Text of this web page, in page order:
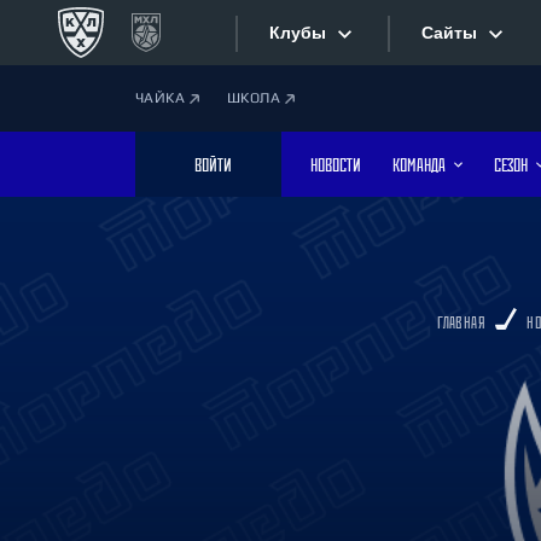
Клубы
Дивизион Боброва
Лада
Сайты
Текстовые
Фотобанк
ЧАЙКА ШКОЛА
ВОЙТИ НОВОСТИ КОМАНДА СЕЗОН
ГЛАВНАЯ